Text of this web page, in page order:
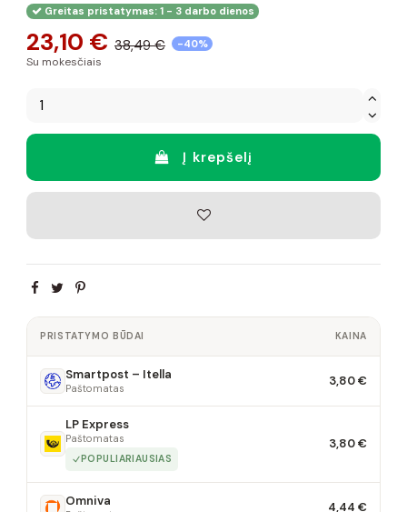
Greitas pristatymas: 1 - 3 darbo dienos
23,10 € 38,49 € -40%
Su mokesčiais
Į krepšelį
PRISTATYMO BŪDAI KAINA
Smartpost – Itella
Paštomatas 3,80 €
LP Express
Paštomatas
POPULIARIAUSIAS
3,80 €
Omniva 4,44 €